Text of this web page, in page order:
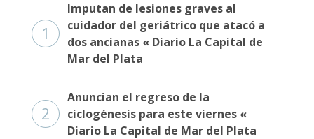
1
Imputan de lesiones graves al
cuidador del geriátrico que atacó a
dos ancianas « Diario La Capital de
Mar del Plata
2
Anuncian el regreso de la
ciclogénesis para este viernes «
Diario La Capital de Mar del Plata